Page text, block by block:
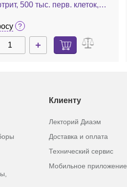
500 тыс. перв. клеток,
Клиенту
Лекторий Диаэм
Доставка и оплата
Технический сервис
Мобильное приложение